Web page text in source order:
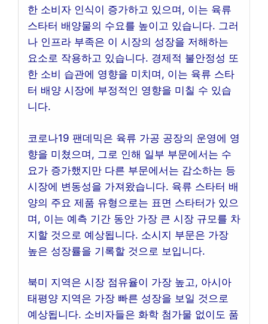
한 소비자 인식이 증가하고 있으며, 이는 육류
스타터 배양물의 수요를 높이고 있습니다. 그러
나 인프라 부족은 이 시장의 성장을 저해하는
요소로 작용하고 있습니다. 경제적 불안정성 또
한 소비 습관에 영향을 미치며, 이는 육류 스타
터 배양 시장에 부정적인 영향을 미칠 수 있습
니다.
코로나19 팬데믹은 육류 가공 공장의 운영에 영
향을 미쳤으며, 그로 인해 일부 부문에서는 수
요가 증가했지만 다른 부문에서는 감소하는 등
시장에 변동성을 가져왔습니다. 육류 스타터 배
양의 주요 제품 유형으로는 표면 스타터가 있으
며, 이는 예측 기간 동안 가장 큰 시장 규모를 차
지할 것으로 예상됩니다. 소시지 부문은 가장
높은 성장률을 기록할 것으로 보입니다.
북미 지역은 시장 점유율이 가장 높고, 아시아
태평양 지역은 가장 빠른 성장을 보일 것으로
예상됩니다. 소비자들은 화학 첨가물 없이도 품